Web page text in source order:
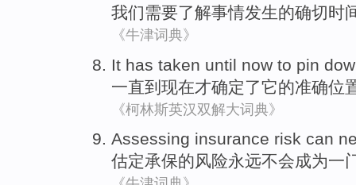
我们需要了解事情发生的确切时
《牛津词典》
It has taken until now to pin
一直到 现在才确定了它的准确位
《柯林斯英汉双解大词典》
Assessing insurance risk can
估定承保的风险永远不会成为一